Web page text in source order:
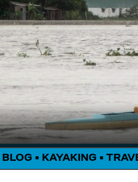
BLOG • KAYAKING •